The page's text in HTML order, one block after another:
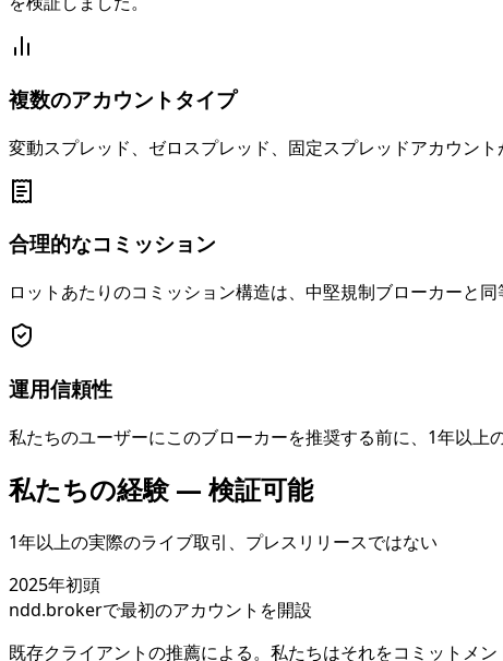
複数のアカウントタイプ
変動スプレッド、ゼロスプレッド、固定スプレッドアカウン
合理的なコミッション
ロットあたりのコミッション構造は、中堅規制ブローカーと
運用信頼性
私たちのユーザーにこのブローカーを推奨する前に、1年以上
私たちの経験 — 検証可能
1年以上の実際のライブ取引、プレスリリースではない
2025年初頭
ndd.brokerで最初のアカウントを開設
既存クライアントの推薦による。私たちはそれをコミットメン